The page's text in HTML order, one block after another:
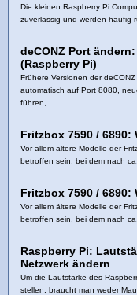
Die kleinen Raspberry Pi
zuverlässig und werden häufig
deCONZ Port
(Raspberry Pi)
Frühere Versionen der
automatisch auf Port 8080,
führen,...
Fritzbox 7590 /
Vor allem ältere Modelle der
betroffen sein, bei dem nach
Fritzbox 7590 /
Vor allem ältere Modelle der
betroffen sein, bei dem nach
Raspberry Pi:
Netzwerk ändern
Um die Lautstärke des
stellen, braucht man weder